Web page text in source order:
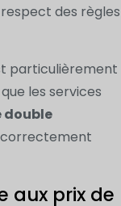
des règles
particulièrement
les services
double
correctement
aux prix de